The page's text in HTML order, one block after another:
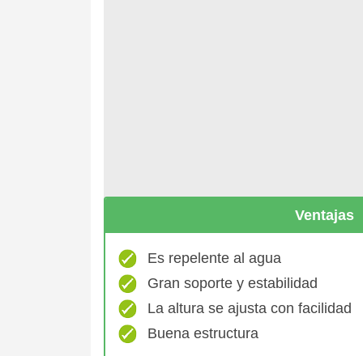
Ventajas
Es repelente al agua
Gran soporte y estabilidad
La altura se ajusta con facilidad
Buena estructura